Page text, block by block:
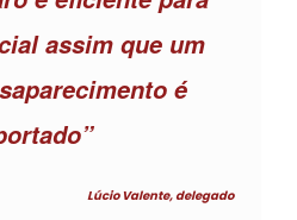
assim que um
é
Lúcio Valente, delegado